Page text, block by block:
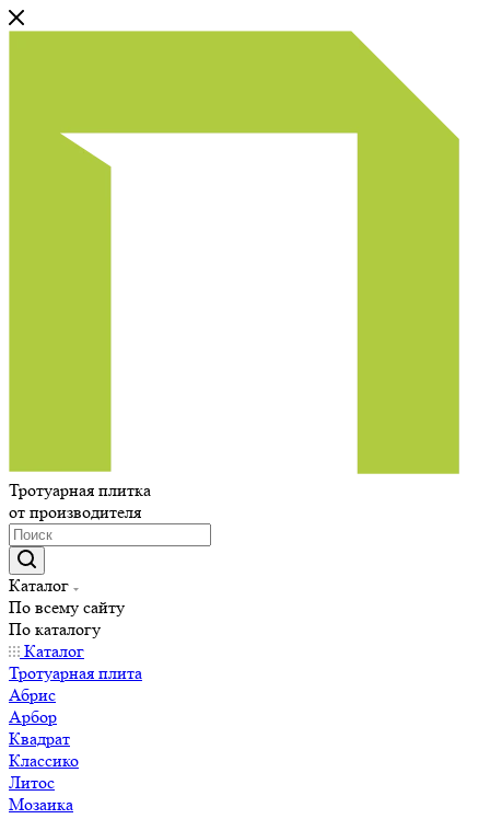
Тротуарная плитка
от производителя
Каталог
По всему сайту
По каталогу
Каталог
Тротуарная плита
Абрис
Арбор
Квадрат
Классико
Литос
Мозаика